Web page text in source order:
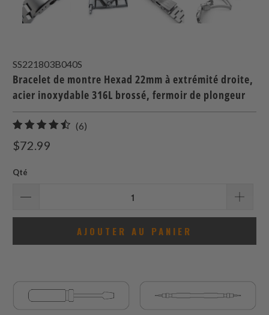
SS221803B040S
Bracelet de montre Hexad 22mm à extrémité droite,
acier inoxydable 316L brossé, fermoir de plongeur
(6)
$72.99
Qté
AJOUTER AU PANIER